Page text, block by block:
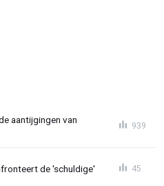
aantijgingen van
939
de 'schuldige' 45